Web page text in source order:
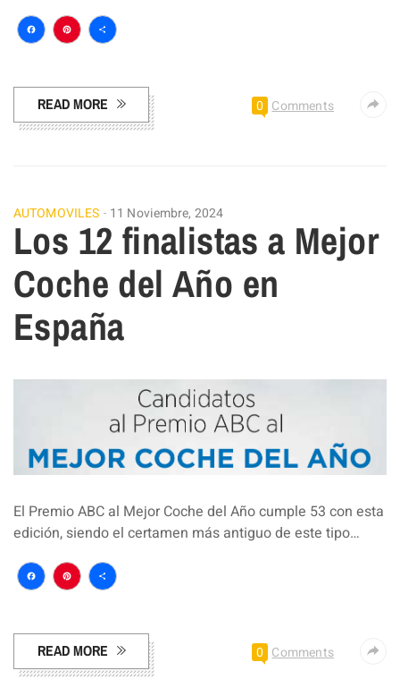
Facebook
Pinterest
Compartir
READ MORE 0 Comments
AUTOMOVILES 11 Noviembre, 2024
Los 12 finalistas a Mejor
Coche del Año en
España
El Premio ABC al Mejor Coche del Año cumple 53 con esta
edición, siendo el certamen más antiguo de este tipo…
Facebook
Pinterest
Compartir
READ MORE 0 Comments